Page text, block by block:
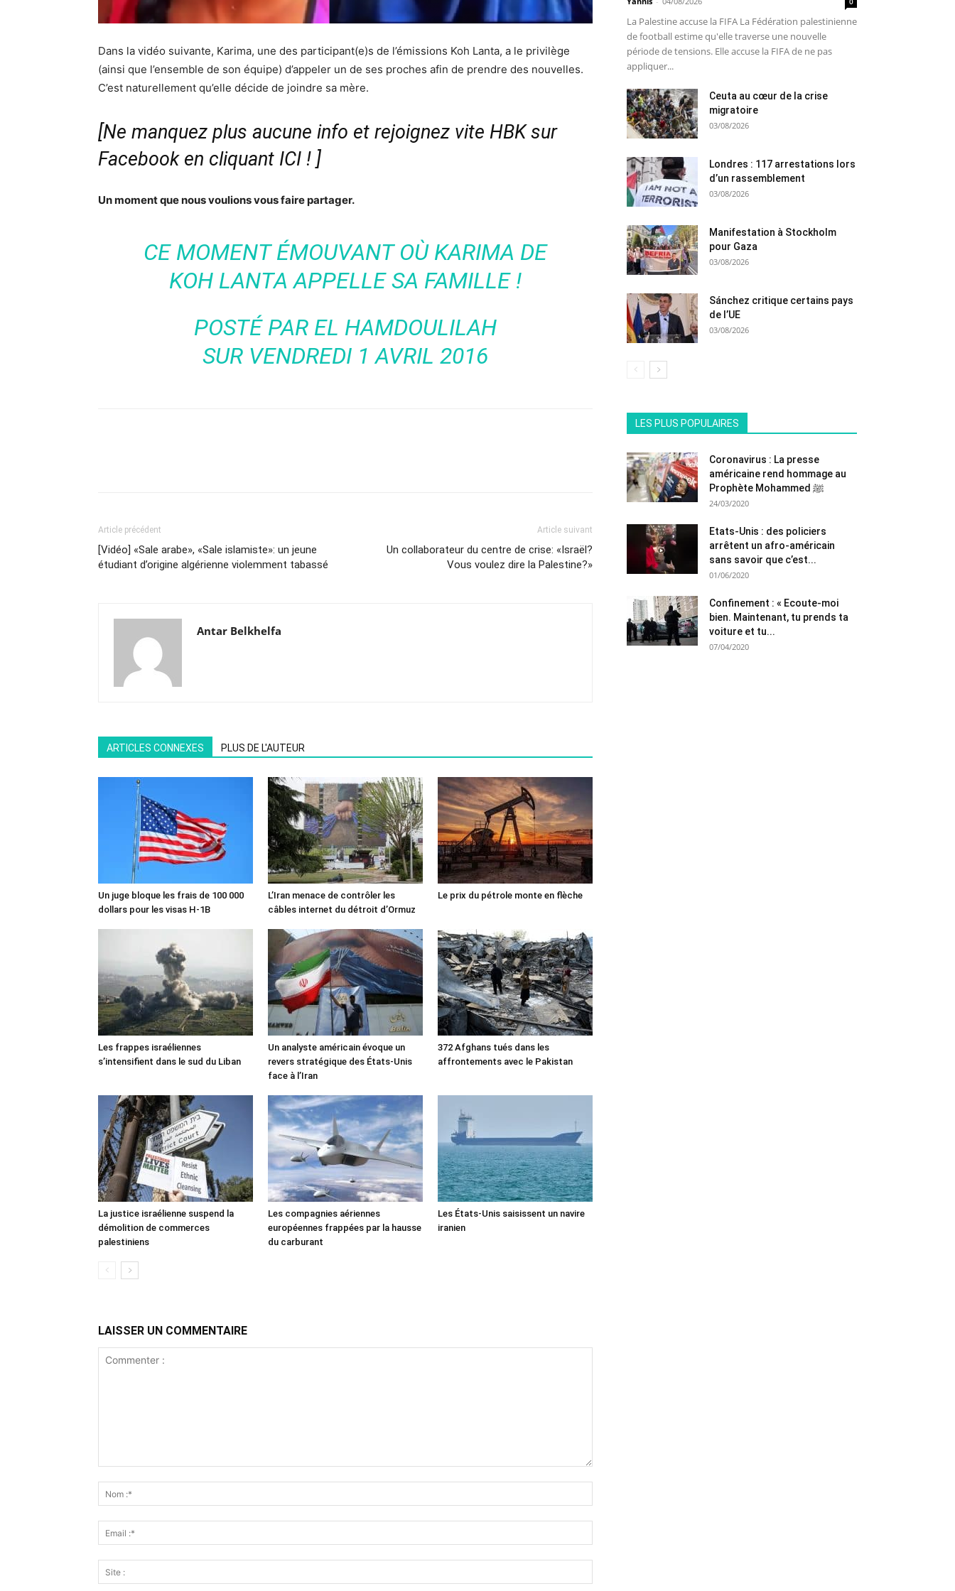
Dans la vidéo suivante, Karima, une des participant(e)s de l’émissions Koh Lanta, a le privilège
(ainsi que l’ensemble de son équipe) d’appeler un de ses proches afin de prendre des nouvelles.
C’est naturellement qu’elle décide de joindre sa mère.
[Ne manquez plus aucune info et rejoignez vite HBK sur
Facebook en cliquant ICI ! ]
Un moment que nous voulions vous faire partager.
CE MOMENT ÉMOUVANT OÙ KARIMA DE
KOH LANTA APPELLE SA FAMILLE !
POSTÉ PAR EL HAMDOULILAH
SUR VENDREDI 1 AVRIL 2016
Article précédent
[Vidéo] «Sale arabe», «Sale islamiste»: un jeune
étudiant d’origine algérienne violemment tabassé
Article suivant
Un collaborateur du centre de crise: «Israël?
Vous voulez dire la Palestine?»
Antar Belkhelfa
ARTICLES CONNEXES PLUS DE L'AUTEUR
Un juge bloque les frais de 100 000
dollars pour les visas H-1B
L’Iran menace de contrôler les
câbles internet du détroit d’Ormuz
Le prix du pétrole monte en flèche
Les frappes israéliennes
s’intensifient dans le sud du Liban
Un analyste américain évoque un
revers stratégique des États-Unis
face à l’Iran
372 Afghans tués dans les
affrontements avec le Pakistan
La justice israélienne suspend la
démolition de commerces
palestiniens
Les compagnies aériennes
européennes frappées par la hausse
du carburant
Les États-Unis saisissent un navire
iranien
LAISSER UN COMMENTAIRE
La Palestine accuse la FIFA La Fédération palestinienne
de football estime qu'elle traverse une nouvelle
période de tensions. Elle accuse la FIFA de ne pas
appliquer...
Ceuta au cœur de la crise
migratoire
03/08/2026
Londres : 117 arrestations lors
d’un rassemblement
03/08/2026
Manifestation à Stockholm
pour Gaza
03/08/2026
Sánchez critique certains pays
de l’UE
03/08/2026
LES PLUS POPULAIRES
Coronavirus : La presse
américaine rend hommage au
Prophète Mohammed ﷺ
24/03/2020
Etats-Unis : des policiers
arrêtent un afro-américain
sans savoir que c’est...
01/06/2020
Confinement : « Ecoute-moi
bien. Maintenant, tu prends ta
voiture et tu...
07/04/2020